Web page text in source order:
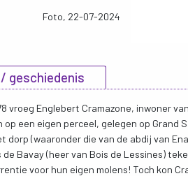
Foto, 22-07-2024
geschiedenis
vroeg Englebert Cramazone, inwoner
op een eigen perceel, gelegen op Grand
dorp (waaronder die van de abdij van
de Bavay (heer van Bois de Lessines)
voor hun eigen molens! Toch kon